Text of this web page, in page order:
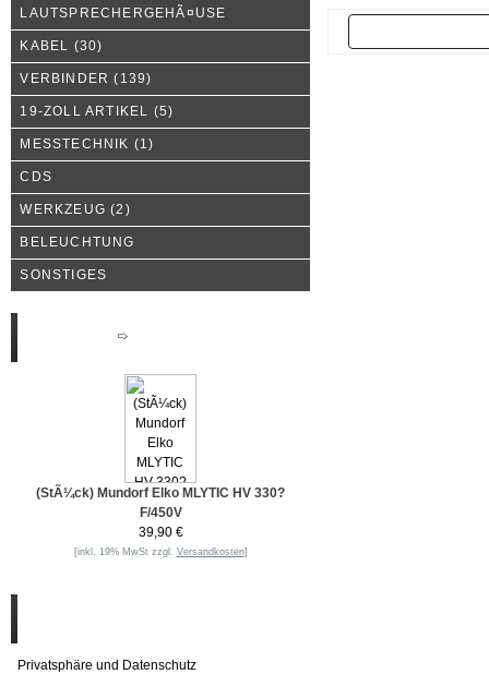
LAUTSPRECHERGEHÃ¤USE
KABEL (30)
VERBINDER (139)
19-ZOLL ARTIKEL (5)
MESSTECHNIK (1)
CDS
WERKZEUG (2)
BELEUCHTUNG
SONSTIGES
(StÃ¼ck) Mundorf Elko MLYTIC HV 330?
F/450V
39,90 €
[inkl. 19% MwSt zzgl. Versandkosten]
Privatsphäre und Datenschutz